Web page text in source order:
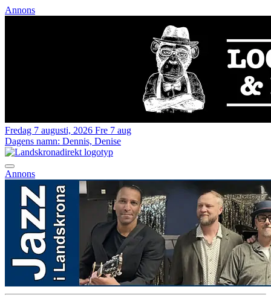
Annons
Fredag 7 augusti, 2026 Fre 7 aug
Dagens namn: Dennis, Denise
Annons